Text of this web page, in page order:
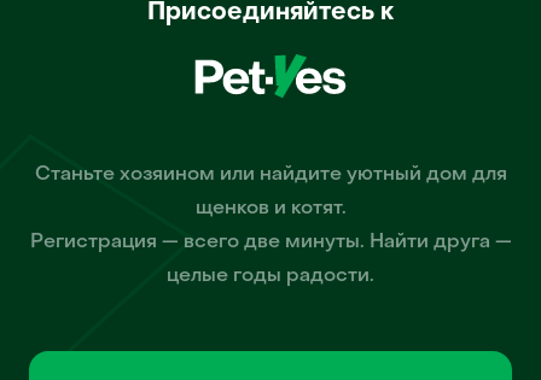
Присоединяйтесь к
Станьте хозяином или найдите уютный дом для
щенков и котят.
Регистрация — всего две минуты. Найти друга —
целые годы радости.